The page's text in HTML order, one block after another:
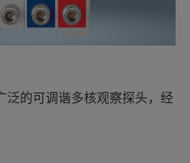
泛的可调谐多核观察探头，经